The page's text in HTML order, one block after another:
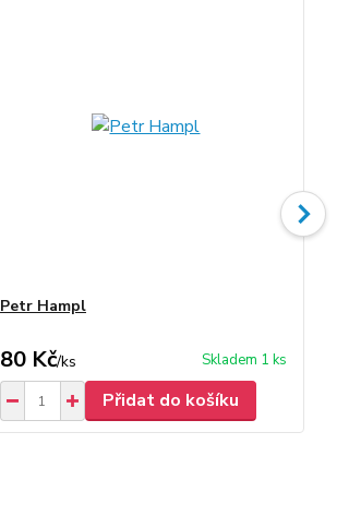
Petr Hampl
80 Kč/ks Skladem 1 ks
Přidat do košíku